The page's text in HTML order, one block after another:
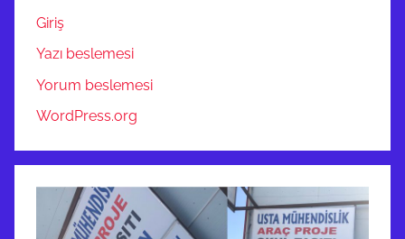
Giriş
Yazı beslemesi
Yorum beslemesi
WordPress.org